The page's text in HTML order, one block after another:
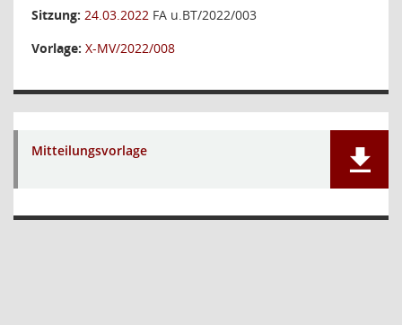
Sitzung: 24.03.2022 FA u.BT/2022/003
Vorlage: X-MV/2022/008
Mitteilungsvorlage